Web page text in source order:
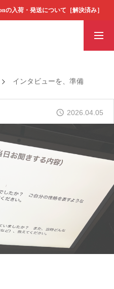
の入荷・発送について［解決済み］
の本
ード
インタビューを、準備
2026.04.05